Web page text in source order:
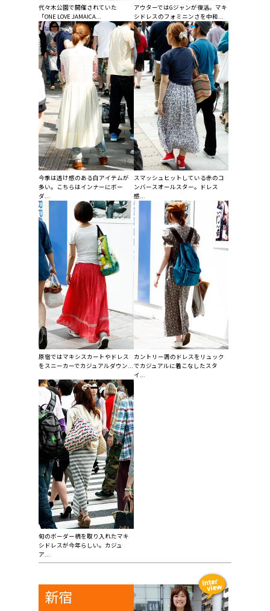
代々木公園で開催されていた
「ONE LOVE JAMAICA...
アウターではGジャンが復活。マキ
シドレスのフォミニンさを中和...
今季は透け感のある白アイテムが
多い。こちらはインナーにボー
ダ...
スマッシュヒットしている赤のコ
ンバースオールスター。ドレス
感...
原宿ではマキシスカートやドレス
をスニーカーでカジュアルダウン...
カントリー調のドレスをリュック
でカジュアルに着こなしたスタ
イ...
旬のボーダー柄を取り入れたマキ
シドレスが今年らしい。カジュ
ア...
新宿